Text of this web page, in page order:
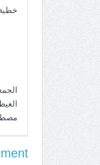
خطبة